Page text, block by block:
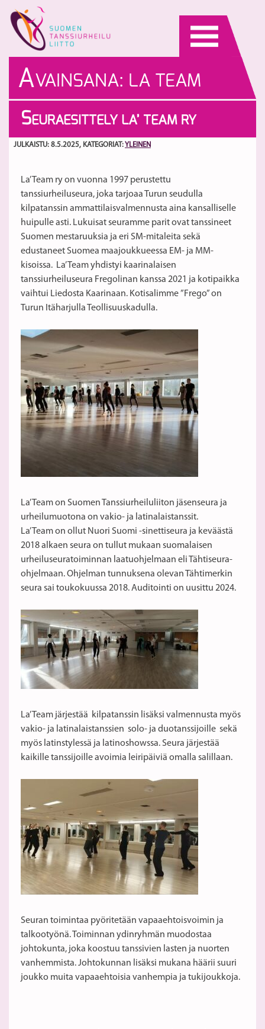
content
AVAINSANA: LA TEAM
SEURAESITTELY LA’ TEAM RY
JULKAISTU: 8.5.2025, KATEGORIAT: YLEINEN
La’ Team ry on vuonna 1997 perustettu
tanssiurheiluseura, joka tarjoaa Turun seudulla
kilpatanssin ammattilaisvalmennusta aina kansalliselle
huipulle asti. Lukuisat seuramme parit ovat tanssineet
Suomen mestaruuksia ja eri SM-mitaleita sekä
edustaneet Suomea maajoukkueessa EM- ja MM-
kisoissa. La’ Team yhdistyi kaarinalaisen
tanssiurheiluseura Fregolinan kanssa 2021 ja kotipaikka
vaihtui Liedosta Kaarinaan. Kotisalimme ”Frego” on
Turun Itäharjulla Teollisuuskadulla.
La’ Team on Suomen Tanssiurheiluliiton jäsenseura ja
urheilumuotona on vakio- ja latinalaistanssit.
La’ Team on ollut Nuori Suomi -sinettiseura ja keväästä
2018 alkaen seura on tullut mukaan suomalaisen
urheiluseuratoiminnan laatuohjelmaan eli Tähtiseura-
ohjelmaan. Ohjelman tunnuksena olevan Tähtimerkin
seura sai toukokuussa 2018. Auditointi on uusittu 2024.
La’ Team järjestää kilpatanssin lisäksi valmennusta myös
vakio- ja latinalaistanssien solo- ja duotanssijoille sekä
myös latinstylessä ja latinoshowssa. Seura järjestää
kaikille tanssijoille avoimia leiripäiviä omalla salillaan.
Seuran toimintaa pyöritetään vapaaehtoisvoimin ja
talkootyönä. Toiminnan ydinryhmän muodostaa
johtokunta, joka koostuu tanssivien lasten ja nuorten
vanhemmista. Johtokunnan lisäksi mukana häärii suuri
joukko muita vapaaehtoisia vanhempia ja tukijoukkoja.